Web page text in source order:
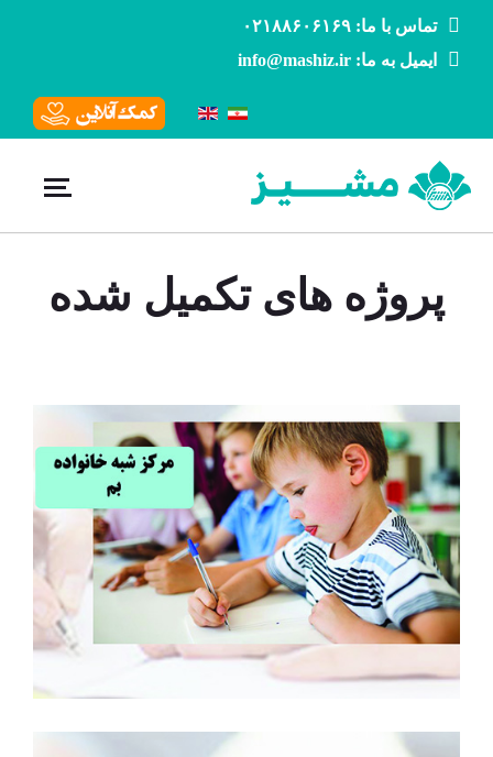
تماس با ما: ۰۲۱۸۸۶۰۶۱۶۹
ایمیل به ما: info@mashiz.ir
پروژه های تکمیل شده
مرکز شبه خانواده بم